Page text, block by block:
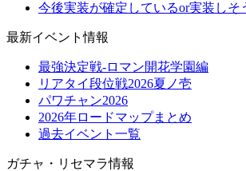
今後実装が確定しているor実装しそ
最新イベント情報
最強決定戦-ロマン開花学園編
リアタイ段位戦2026夏ノ壱
パワチャン2026
2026年ロードマップまとめ
過去イベント一覧
ガチャ・リセマラ情報